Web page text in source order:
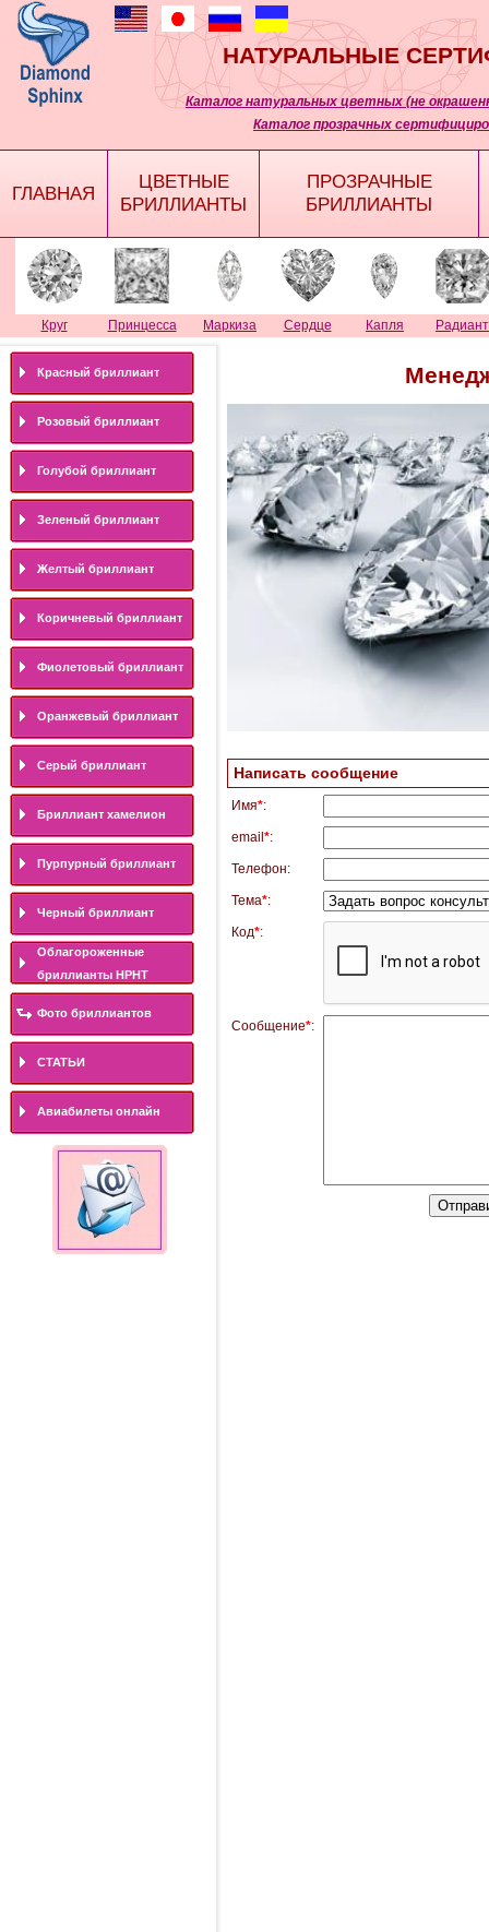
НАТУРАЛЬНЫЕ
Каталог натуральных цветных (не
Каталог прозрачных
ГЛАВНАЯ
ЦВЕТНЫЕ
БРИЛЛИАНТЫ
ПРОЗРАЧНЫЕ
БРИЛЛИАНТЫ
Круг Принцесса Маркиза Сердце Капля Радиант
Красный бриллиант
Розовый бриллиант
Голубой бриллиант
Зеленый бриллиант
Желтый бриллиант
Коричневый бриллиант
Фиолетовый бриллиант
Оранжевый бриллиант
Серый бриллиант
Бриллиант хамелион
Пурпурный бриллиант
Черный бриллиант
Облагороженные
бриллианты HPHT
Фото бриллиантов
СТАТЬИ
Авиабилеты онлайн
Написать сообщение
Имя*:
email*:
Телефон:
Тема*:
Код*:
Сообщение*: